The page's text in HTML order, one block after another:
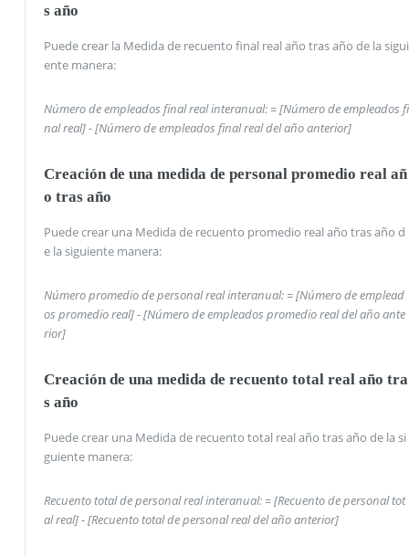
s año
Puede crear la Medida de recuento final real año tras año de la sigui
ente manera:
Número de empleados final real interanual: = [Número de empleados fi
nal real] - [Número de empleados final real del año anterior]
Creación de una medida de personal promedio real añ
o tras año
Puede crear una Medida de recuento promedio real año tras año d
e la siguiente manera:
Número promedio de personal real interanual: = [Número de emplead
os promedio real] - [Número de empleados promedio real del año ante
rior]
Creación de una medida de recuento total real año tra
s año
Puede crear una Medida de recuento total real año tras año de la si
guiente manera:
Recuento total de personal real interanual: = [Recuento de personal tot
al real] - [Recuento total de personal real del año anterior]